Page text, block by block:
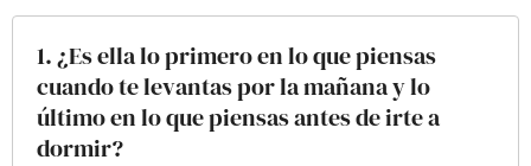
Familia
Ayuda
1. ¿Es ella lo primero en lo que piensas
cuando te levantas por la mañana y lo
último en lo que piensas antes de irte a
dormir?